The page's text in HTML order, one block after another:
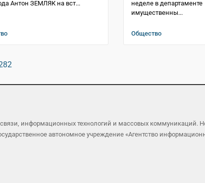
Антон ЗЕМЛЯК на вст...
неделе в департаменте
имущественны...
Общество
информационных технологий и массовых
автономное учреждение «Агентство